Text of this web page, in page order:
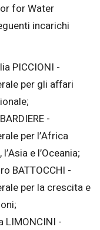
for Water
incarichi
PICCIONI -
per gli affari
-
per l’Africa
e l’Oceania;
BATTOCCHI -
per la crescita e
LIMONCINI -